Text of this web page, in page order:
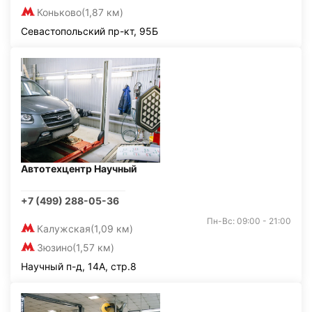
Коньково(1,87 км)
Севастопольский пр-кт, 95Б
Автотехцентр Научный
+7 (499) 288-05-36
Калужская(1,09 км)
Зюзино(1,57 км)
Пн-Вс: 09:00 - 21:00
Научный п-д, 14А, стр.8